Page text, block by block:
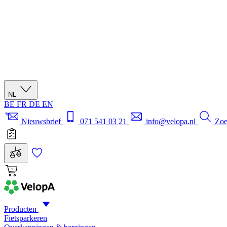
NL
BE FR DE EN
Nieuwsbrief
071 541 03 21 info@velopa.nl
Producten
Fietsparkeren